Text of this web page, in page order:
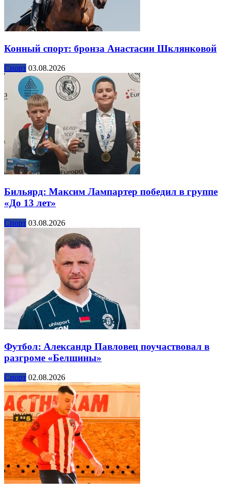
Конный спорт: бронза Анастасии Шклянковой
Спорт 03.08.2026
Бильярд: Максим Лампартер победил в группе
«До 13 лет»
Спорт 03.08.2026
Футбол: Александр Павловец поучаствовал в
разгроме «Белшины»
Спорт 02.08.2026